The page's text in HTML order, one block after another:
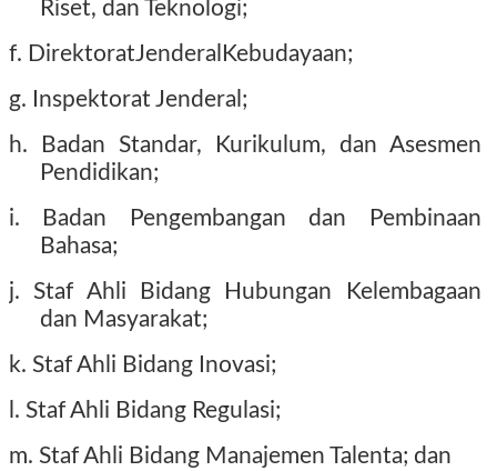
Riset, dan Teknologi;
f. DirektoratJenderalKebudayaan;
g. Inspektorat Jenderal;
h. Badan Standar, Kurikulum, dan Asesmen
Pendidikan;
i. Badan Pengembangan dan Pembinaan
Bahasa;
j. Staf Ahli Bidang Hubungan Kelembagaan
dan Masyarakat;
k. Staf Ahli Bidang Inovasi;
l. Staf Ahli Bidang Regulasi;
m. Staf Ahli Bidang Manajemen Talenta; dan